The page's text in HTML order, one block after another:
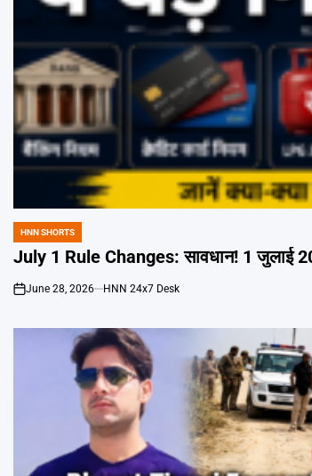
POSTED
IN
HNN SHORTS
July 1 Rule Changes: सावधान! 1 जुलाई
on
June 28, 2026 HNN 24x7 Desk